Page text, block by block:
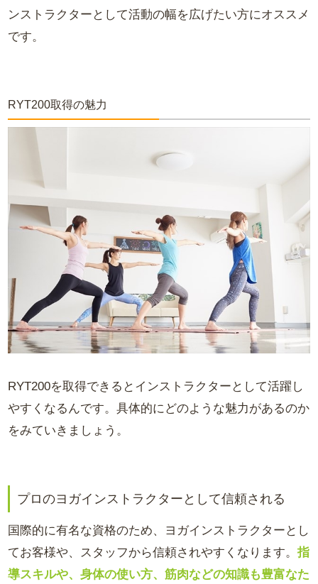
ンストラクターとして活動の幅を広げたい方にオススメ
です。
RYT200取得の魅力
RYT200を取得できるとインストラクターとして活躍し
やすくなるんです。具体的にどのような魅力があるのか
をみていきましょう。
プロのヨガインストラクターとして信頼される
国際的に有名な資格のため、ヨガインストラクターとし
てお客様や、スタッフから信頼されやすくなります。指
導スキルや、身体の使い方、筋肉などの知識も豊富なた